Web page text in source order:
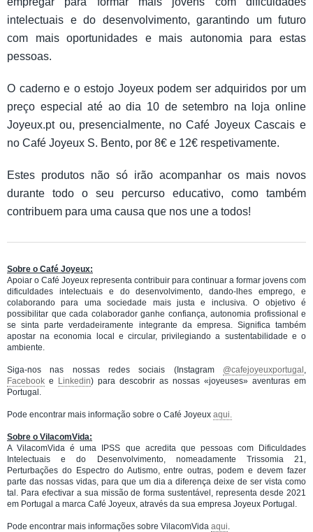
intelectuais e do desenvolvimento, garantindo um futuro
com mais oportunidades e mais autonomia para estas
pessoas.
O caderno e o estojo Joyeux podem ser adquiridos por um
preço especial até ao dia 10 de setembro na loja online
Joyeux.pt ou, presencialmente, no Café Joyeux Cascais e
no Café Joyeux S. Bento, por 8€ e 12€ respetivamente.
Estes produtos não só irão acompanhar os mais novos
durante todo o seu percurso educativo, como também
contribuem para uma causa que nos une a todos!
Sobre o Café Joyeux:
Apoiar o Café Joyeux representa contribuir para continuar a formar jovens com
dificuldades intelectuais e do desenvolvimento, dando-lhes emprego, e
colaborando para uma sociedade mais justa e inclusiva. O objetivo é
possibilitar que cada colaborador ganhe confiança, autonomia profissional e
se sinta parte verdadeiramente integrante da empresa. Significa também
apostar na economia local e circular, privilegiando a sustentabilidade e o
ambiente.
Siga-nos nas nossas redes sociais (Instagram @cafejoyeuxportugal ,
Facebook e Linkedin) para descobrir as nossas «joyeuses» aventuras em
Portugal.
Pode encontrar mais informação sobre o Café Joyeux aqui.
Sobre o VilacomVida:
A VilacomVida é uma IPSS que acredita que pessoas com Dificuldades
Intelectuais e do Desenvolvimento, nomeadamente Trissomia 21,
Perturbações do Espectro do Autismo, entre outras, podem e devem fazer
parte das nossas vidas, para que um dia a diferença deixe de ser vista como
tal. Para efectivar a sua missão de forma sustentável, representa desde 2021
em Portugal a marca Café Joyeux, através da sua empresa Joyeux Portugal.
Pode encontrar mais informações sobre VilacomVida aqui.